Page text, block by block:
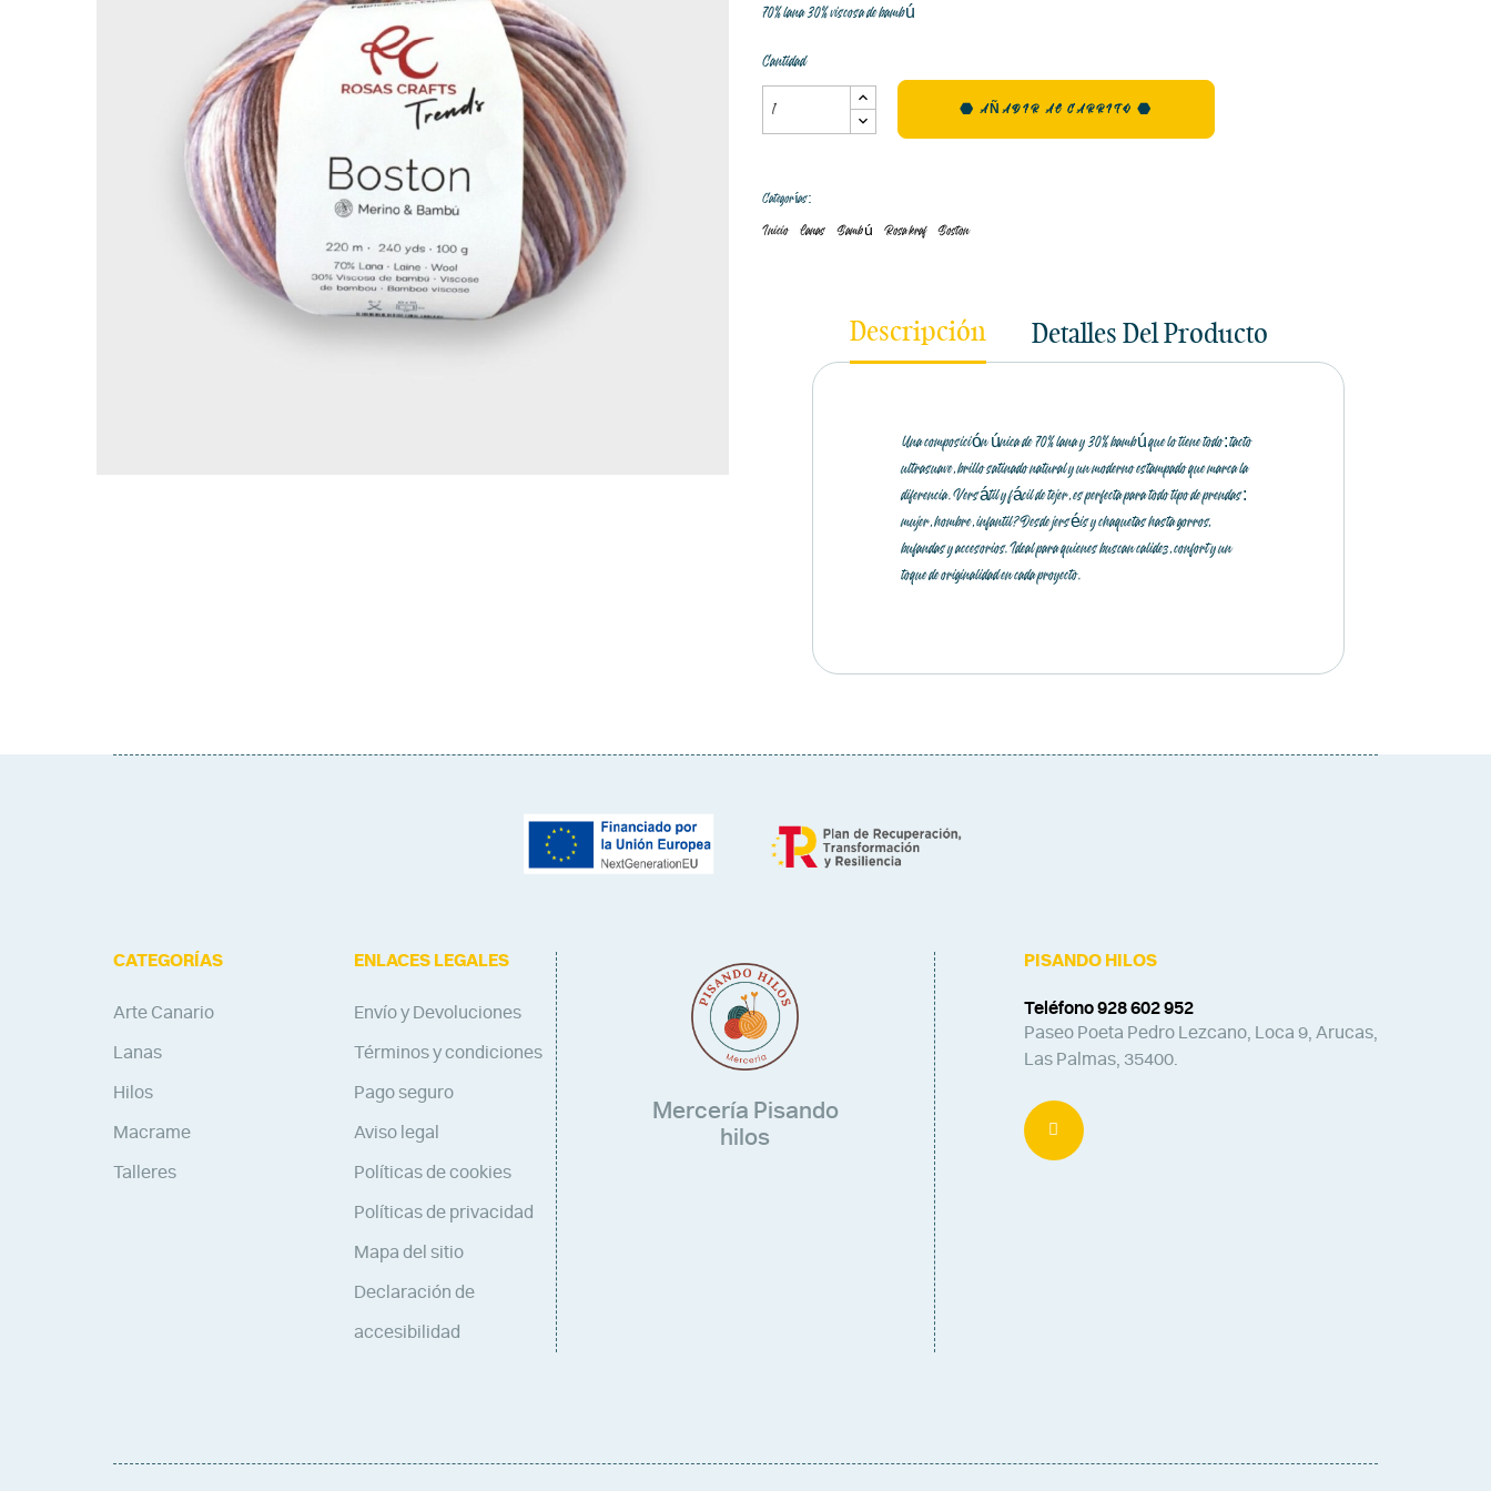
70% lana 30% viscosa de bambú
Cantidad
AÑADIR AL CARRITO
Categorías:
Inicio Lanas Bambú Rosa kraf Boston
Descripción Detalles Del Producto
Una composición única de 70% lana y 30% bambú que lo tiene todo: tacto
ultrasuave, brillo satinado natural y un moderno estampado que marca la
diferencia. Versátil y fácil de tejer, es perfecta para todo tipo de prendas:
mujer, hombre, infantil?Desde jerséis y chaquetas hasta gorros,
bufandas y accesorios. Ideal para quienes buscan calidez, confort y un
toque de originalidad en cada proyecto.
CATEGORÍAS
Arte Canario
Lanas
Hilos
Macrame
Talleres
ENLACES LEGALES
Envío y Devoluciones
Términos y condiciones
Pago seguro
Aviso legal
Políticas de cookies
Políticas de privacidad
Mapa del sitio
Declaración de
accesibilidad
Mercería Pisando
hilos
PISANDO HILOS
Teléfono 928 602 952
Paseo Poeta Pedro Lezcano, Loca 9, Arucas,
Las Palmas, 35400.